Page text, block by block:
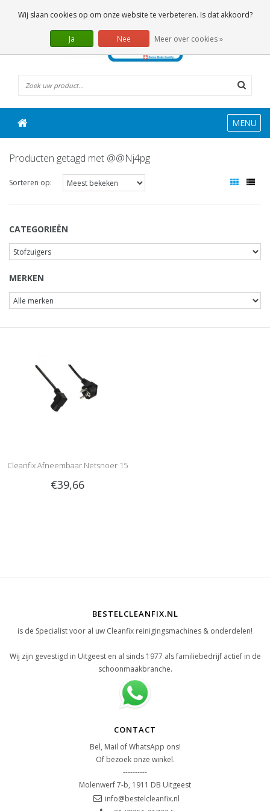
0 Artikelen
MENU
Producten getagd met @@Nj4pg
Sorteren op:
CATEGORIEËN
MERKEN
Cleanfix Afneembaar Netsnoer 15
meter
€39,66
BESTELCLEANFIX.NL
is de Specialist voor al uw Cleanfix reinigingsmachines & onderdelen!
Wij zijn gevestigd in Uitgeest en al sinds 1977 als familiebedrijf actief in de
schoonmaakbranche.
CONTACT
Bel, Mail of WhatsApp ons!
Of bezoek onze winkel.
----------
Molenwerf 7-b, 1911 DB Uitgeest
info@bestelcleanfix.nl
Wij slaan cookies op om onze website te verbeteren. Is dat akkoord?
Ja Nee Meer over cookies »